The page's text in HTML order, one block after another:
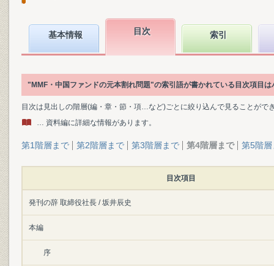
基本情報 目次 索引
"MMF・中国ファンドの元本割れ問題"の索引語が書かれている目次項目
目次は見出しの階層(編・章・節・項…など)ごとに絞り込んで見ることがで
… 資料編に詳細な情報があります。
第1階層まで 第2階層まで 第3階層まで 第4階層まで 第5階層
目次項目
発刊の辞 取締役社長 / 坂井辰史
本編
序